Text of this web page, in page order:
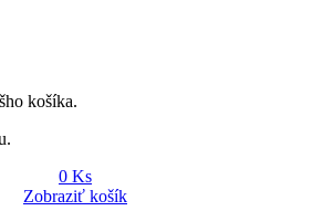
košíka.
0 Ks
Zobraziť košík